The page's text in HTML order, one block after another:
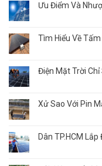
Ưu Điểm Và
Tìm Hiểu Về
Điện Mặt Trời Chỉ
Xử Sao Với Pin
Dân TP.HCM